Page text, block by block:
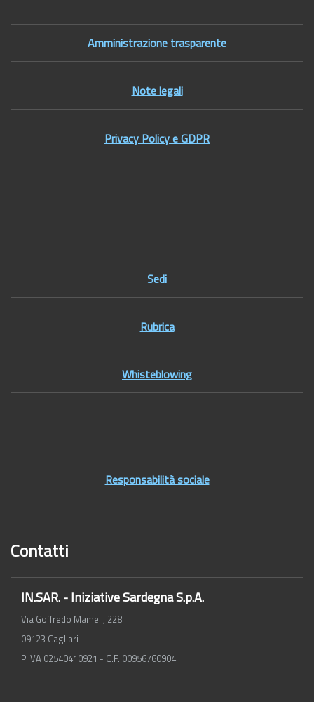
Amministrazione trasparente
Note legali
Privacy Policy e GDPR
Sedi
Rubrica
Whisteblowing
Responsabilità sociale
Contatti
IN.SAR. - Iniziative Sardegna S.p.A.
Via Goffredo Mameli, 228
09123 Cagliari
P.IVA 02540410921 - C.F. 00956760904